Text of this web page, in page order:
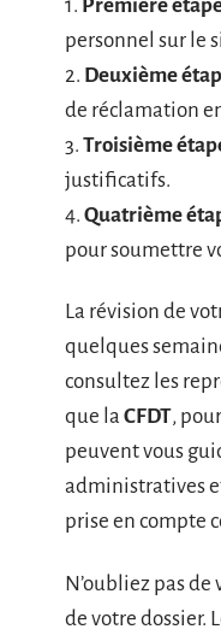
1. Première
personnel sur le
2. Deuxième
de réclamation
3. Troisième
justificatifs.
4. Quatrième
pour soumettre
La révision de
quelques
consultez les
que la CFDT,
peuvent vous
administratives
prise en compte
N’oubliez pas
de votre dossier.